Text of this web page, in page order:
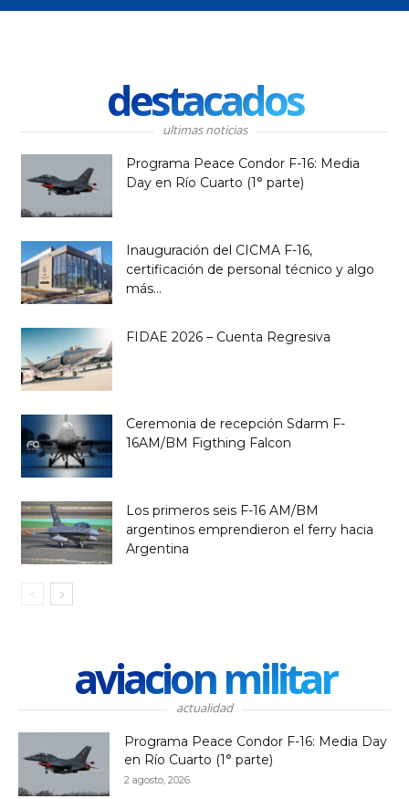
destacados
ultimas noticias
Programa Peace Condor F-16: Media
Day en Río Cuarto (1° parte)
Inauguración del CICMA F-16,
certificación de personal técnico y algo
más…
FIDAE 2026 – Cuenta Regresiva
Ceremonia de recepción Sdarm F-
16AM/BM Figthing Falcon
Los primeros seis F-16 AM/BM
argentinos emprendieron el ferry hacia
Argentina
aviacion militar
actualidad
Programa Peace Condor F-16: Media Day
en Río Cuarto (1° parte)
2 agosto, 2026